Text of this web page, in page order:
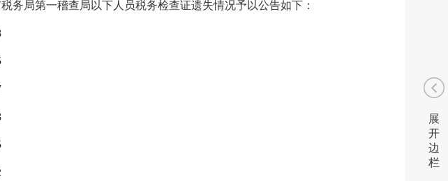
务局第一稽查局以下人员税务检查证遗失情况予以公告如下：
展
开
边
栏